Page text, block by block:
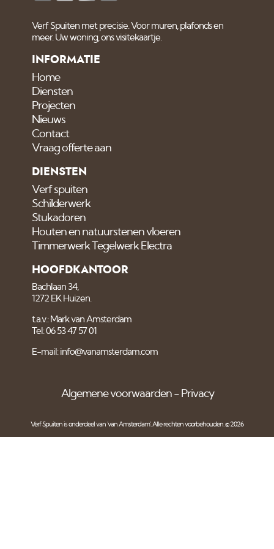
Verf Spuiten met precisie. Voor muren, plafonds en
meer. Uw woning, ons visitekaartje.
INFORMATIE
Home
Diensten
Projecten
Nieuws
Contact
Vraag offerte aan
DIENSTEN
Verf spuiten
Schilderwerk
Stukadoren
Houten en natuurstenen vloeren
Timmerwerk Tegelwerk Electra
HOOFDKANTOOR
Bachlaan 34,
1272 EK Huizen.
t.a.v.: Mark van Amsterdam
Tel: 06 53 47 57 01
E-mail: info@vanamsterdam.com
Algemene voorwaarden Privacy
Verf Spuiten is onderdeel van'van Amsterdam'. Alle rechten voorbehouden. © 2026